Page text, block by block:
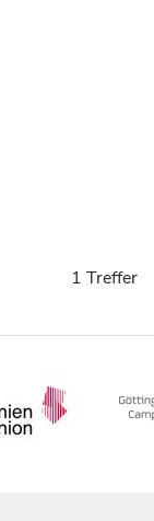
1 Treffer